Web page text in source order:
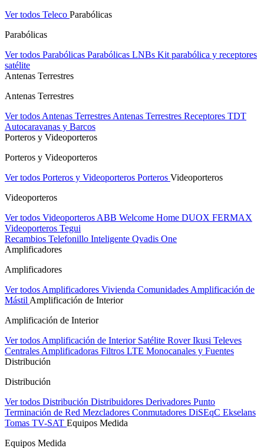
Ver todos Teleco Parabólicas
Parabólicas
Ver todos Parabólicas Parabólicas LNBs Kit parabólica y receptores
satélite
Antenas Terrestres
Antenas Terrestres
Ver todos Antenas Terrestres Antenas Terrestres Receptores TDT
Autocaravanas y Barcos
Porteros y Videoporteros
Porteros y Videoporteros
Ver todos Porteros y Videoporteros Porteros Videoporteros
Videoporteros
Ver todos Videoporteros ABB Welcome Home DUOX FERMAX
Videoporteros Tegui
Recambios Telefonillo Inteligente Qvadis One
Amplificadores
Amplificadores
Ver todos Amplificadores Vivienda Comunidades Amplificación de
Mástil Amplificación de Interior
Amplificación de Interior
Ver todos Amplificación de Interior Satélite RoverIkusi Televes
Centrales Amplificadoras Filtros LTE Monocanales y Fuentes
Distribución
Distribución
Ver todos Distribución Distribuidores Derivadores Punto
Terminación de Red Mezcladores Conmutadores DiSEqC Ekselans
Tomas TV-SAT Equipos Medida
Equipos Medida